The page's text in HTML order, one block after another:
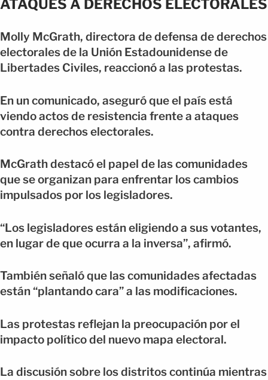
ATAQUES A DERECHOS ELECTORALES
Molly McGrath, directora de defensa de derechos
electorales de la Unión Estadounidense de
Libertades Civiles, reaccionó a las protestas.
En un comunicado, aseguró que el país está
viendo actos de resistencia frente a ataques
contra derechos electorales.
McGrath destacó el papel de las comunidades
que se organizan para enfrentar los cambios
impulsados por los legisladores.
“Los legisladores están eligiendo a sus votantes,
en lugar de que ocurra a la inversa”, afirmó.
También señaló que las comunidades afectadas
están “plantando cara” a las modificaciones.
Las protestas reflejan la preocupación por el
impacto político del nuevo mapa electoral.
La discusión sobre los distritos continúa mientras